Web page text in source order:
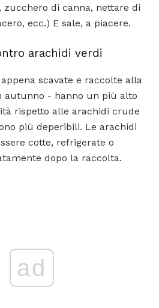
zucchero di canna, nettare di
ecc.) E sale, a piacere.
arachidi verdi
scavate e raccolte alla
autunno - hanno un più alto
rispetto alle arachidi crude
più deperibili. Le arachidi
cotte, refrigerate o
dopo la raccolta.
ad